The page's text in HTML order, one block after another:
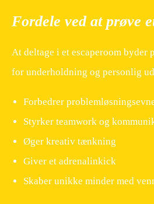
Fordele ved at prøve
At deltage i et escaperoom byder
for underholdning og personlig
Forbedrer
Styrker teamwork og
Øger kreativ tænkning
Giver et adrenalinkick
Skaber unikke minder med